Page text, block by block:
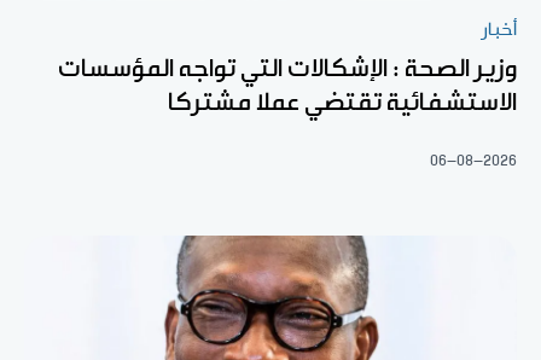
أخبار
وزير الصحة : الإشكالات التي تواجه المؤسسات
الاستشفائية تقتضي عملا مشتركا
06-08-2026